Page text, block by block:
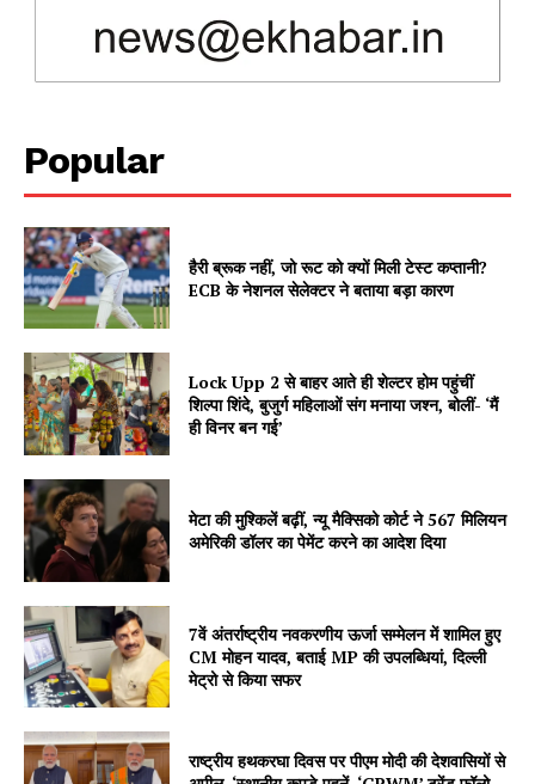
Magazine PRO
Company
About
Contact us
My account
Popular
हैरी ब्रूक नहीं, जो रूट को क्यों मिली टेस्ट कप्तानी?
ECB के नेशनल सेलेक्टर ने बताया बड़ा कारण
Lock Upp 2 से बाहर आते ही शेल्टर होम पहुंचीं
शिल्पा शिंदे, बुजुर्ग महिलाओं संग मनाया जश्न, बोलीं- ‘मैं
ही विनर बन गई’
मेटा की मुश्किलें बढ़ीं, न्यू मैक्सिको कोर्ट ने 567 मिलियन
अमेरिकी डॉलर का पेमेंट करने का आदेश दिया
7वें अंतर्राष्ट्रीय नवकरणीय ऊर्जा सम्मेलन में शामिल हुए
CM मोहन यादव, बताई MP की उपलब्धियां, दिल्ली
मेट्रो से किया सफर
राष्ट्रीय हथकरघा दिवस पर पीएम मोदी की देशवासियों से